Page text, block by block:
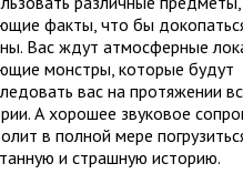
факты, что бы
Вас ждут атмосферные
монстры, которые будут
вас на протяжении
А хорошее звуковое
в полной мере
и страшную историю.